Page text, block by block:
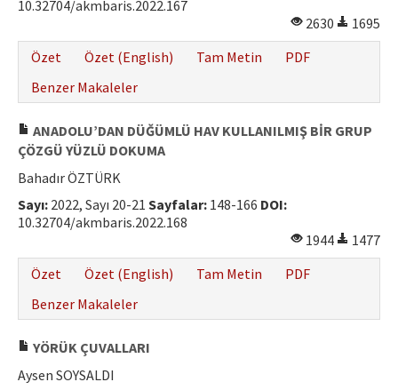
10.32704/akmbaris.2022.167
2630
1695
Özet
Özet (English) Tam Metin
PDF
Benzer Makaleler
ANADOLU’DAN DÜĞÜMLÜ HAV KULLANILMIŞ BİR GRUP
ÇÖZGÜ YÜZLÜ DOKUMA
Bahadır ÖZTÜRK
Sayı: 2022, Sayı 20-21 Sayfalar: 148-166 DOI:
10.32704/akmbaris.2022.168
1944
1477
Özet
Özet (English) Tam Metin
PDF
Benzer Makaleler
YÖRÜK ÇUVALLARI
Aysen SOYSALDI